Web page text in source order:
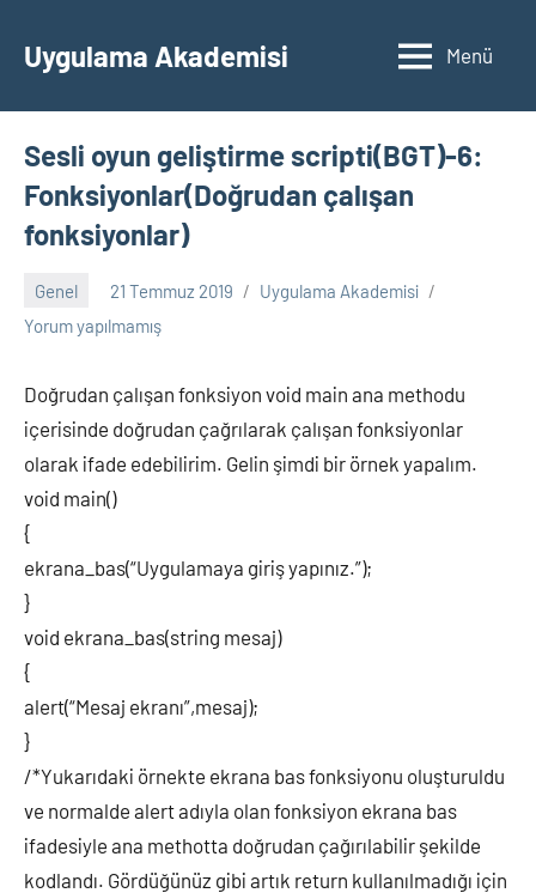
geçUygulama Akademisi Menü
Sesli oyun geliştirme scripti(BGT)-6:
Fonksiyonlar(Doğrudan çalışan
fonksiyonlar)
Genel 21 Temmuz 2019
Uygulama Akademisi
Yorum yapılmamış
Doğrudan çalışan fonksiyon void main ana methodu
içerisinde doğrudan çağrılarak çalışan fonksiyonlar
olarak ifade edebilirim. Gelin şimdi bir örnek yapalım.
void main()
{
ekrana_bas(“Uygulamaya giriş yapınız.”);
}
void ekrana_bas(string mesaj)
{
alert(“Mesaj ekranı”,mesaj);
}
/*Yukarıdaki örnekte ekrana bas fonksiyonu oluşturuldu
ve normalde alert adıyla olan fonksiyon ekrana bas
ifadesiyle ana methotta doğrudan çağırılabilir şekilde
kodlandı. Gördüğünüz gibi artık return kullanılmadığı için